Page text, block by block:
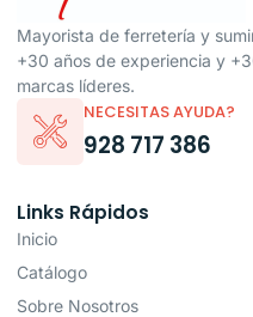
Mayorista de ferretería y
+30 años de experiencia y
marcas líderes.
NECESITAS AYUDA?
928 717 386
Links Rápidos
Inicio
Catálogo
Sobre Nosotros